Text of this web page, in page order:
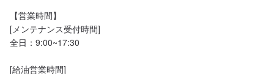
【営業時間】
[メンテナンス受付時間]
全日：9:00~17:30
[給油営業時間]